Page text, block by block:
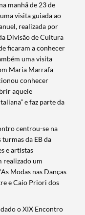
manhã de 23 de
visita guiada ao
realizada por
Divisão de Cultura
ficaram a conhecer
uma visita
Maria Marrafa
conhecer
aquele
e faz parte da
centrou-se na
da EB da
e artistas
realizado um
Modas nas Danças
e Caio Priori dos
o XIX Encontro